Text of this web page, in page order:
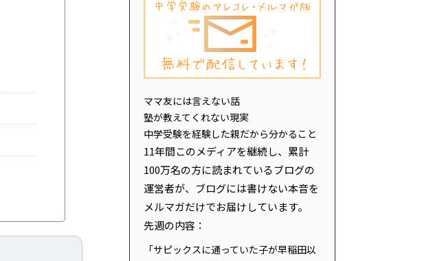
ママ友には言えない話
塾が教えてくれない現実
中学受験を経験した親だから分かること
11年間このメディアを継続し、累計
100万名の方に読まれているブログの
運営者が、ブログには書けない本音を
メルマガだけでお届けしています。
先週の内容：
「サピックスに通っていた子が早稲田以